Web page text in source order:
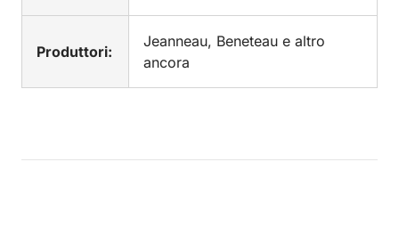
Produttori:
Jeanneau, Beneteau e altro
ancora